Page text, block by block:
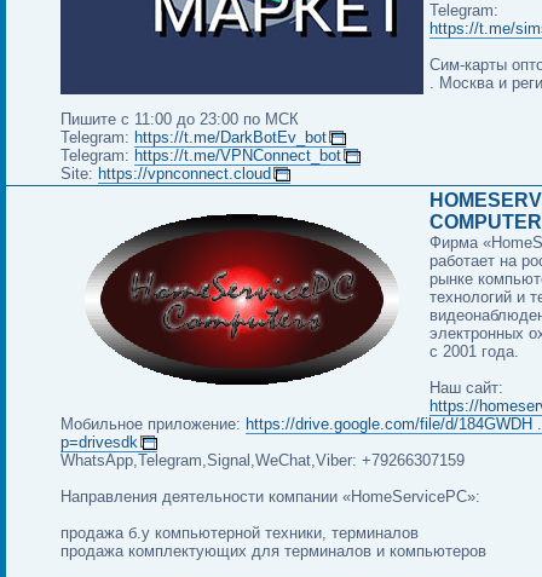
Telegram:
https://t.me/
Сим-карты
. Москва и
Пишите с 11:00 до 23:00 по МСК
Telegram: https://t.me/DarkBotEv_bot
Telegram: https://t.me/VPNConnect_bot
Site: https://vpnconnect.cloud
Фирма
работает на
рынке
технологий и
электронных
с 2001 года.
Наш сайт:
https://
Мобильное приложение: https://drive.google.com/file/d/184GWDH
p=drivesdk
WhatsApp,Telegram,Signal,WeChat,Viber: +79266307159
Направления деятельности компании «HomeServicePC»:
продажа б.у компьютерной техники, терминалов
продажа комплектующих для терминалов и компьютеров